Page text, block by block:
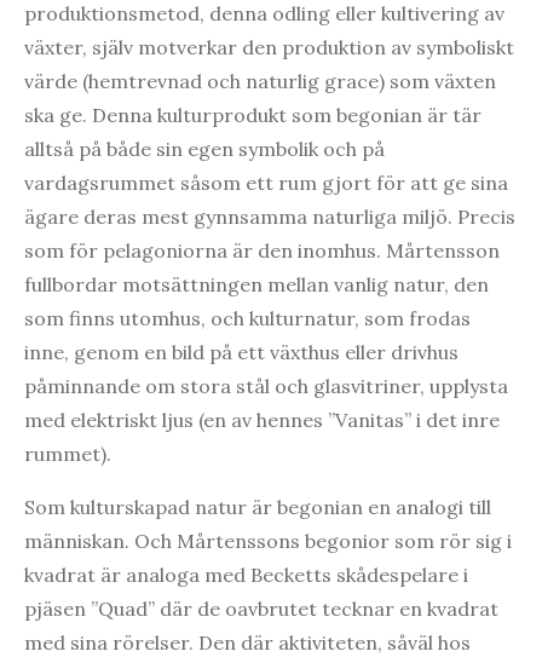
produktionsmetod, denna odling eller kultivering av
växter, själv motverkar den produktion av symboliskt
värde (hemtrevnad och naturlig grace) som växten
ska ge. Denna kulturprodukt som begonian är tär
alltså på både sin egen symbolik och på
vardagsrummet såsom ett rum gjort för att ge sina
ägare deras mest gynnsamma naturliga miljö. Precis
som för pelagoniorna är den inomhus. Mårtensson
fullbordar motsättningen mellan vanlig natur, den
som finns utomhus, och kulturnatur, som frodas
inne, genom en bild på ett växthus eller drivhus
påminnande om stora stål och glasvitriner, upplysta
med elektriskt ljus (en av hennes ”Vanitas” i det inre
rummet).
Som kulturskapad natur är begonian en analogi till
människan. Och Mårtenssons begonior som rör sig i
kvadrat är analoga med Becketts skådespelare i
pjäsen ”Quad” där de oavbrutet tecknar en kvadrat
med sina rörelser. Den där aktiviteten, såväl hos